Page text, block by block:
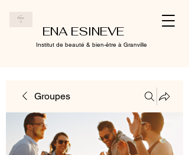
ENA ESINEVE
Institut de beauté & bien-être à Granville
Groupes